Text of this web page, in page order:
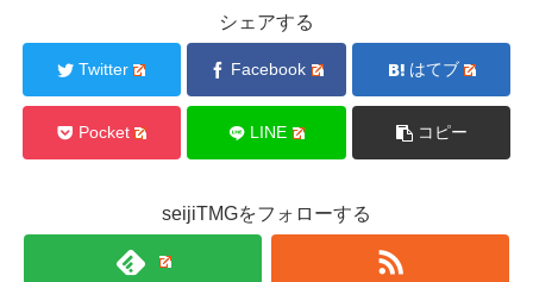
シェアする
Twitter Facebook はてブ
Pocket LINE コピー
seijiTMGをフォローする